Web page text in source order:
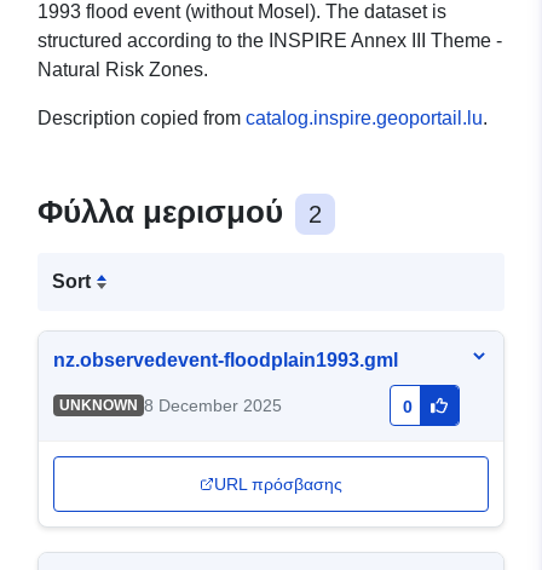
1993 flood event (without Mosel). The dataset is
structured according to the INSPIRE Annex III Theme -
Natural Risk Zones.
Description copied from catalog.inspire.geoportail.lu.
Φύλλα μερισμού 2
Sort
nz.observedevent-floodplain1993.gml
UNKNOWN 8 December 2025 0
URL πρόσβασης